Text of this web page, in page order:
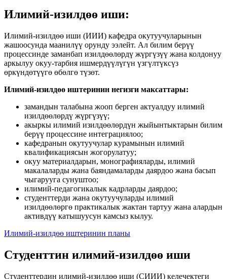
Илимий-изилдөө иши:
Илимий-изилдөө иши (ИИИ) кафедра окутуучуларынын
жашоосунда маанилүү орунду ээлейт. Ал билим берүү
процессинде заманбап изилдөөлөрдү жүргүзүү жана колдонуу
аркылуу окуу-тарбия ишмердүүлүгүн үзгүлтүксүз
өркүндөтүүгө өбөлгө түзөт.
Илимий-изилдөө иштеринин негизги максаттары:
замандын талабына жооп берген актуалдуу илимий
изилдөөлөрдү жүргүзүү;
акыркы илимий изилдөөлөрдүн жыйынтыктарын билим
берүү процессине интеграциялоо;
кафедранын окутуучулар курамынын илимий
квалификациясын жогорулатуу;
окуу материалдарын, монографияларды, илимий
макалаларды жана баяндамаларды даярдоо жана басып
чыгарууга сунуштоо;
илимий-педагогикалык кадрларды даярдоо;
студенттерди жана окутуучуларды илимий
изилдөөлөргө практикалык жактан тартуу жана алардын
активдүү катышуусун камсыз кылуу.
Илимий-изилдөө иштеринин планы
Студенттин илимий-изилдөө иши
Студенттердин илимий-изилдөө иши (СИИИ) келечектеги